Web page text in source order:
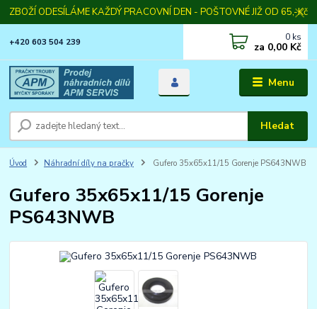
ZBOŽÍ ODESÍLÁME KAŽDÝ PRACOVNÍ DEN - POŠTOVNÉ JIŽ OD 65,-Kč
Menu
Hledat
+420 603 504 239 0 ks
za 0,00 Kč
Úvod Náhradní díly na pračky Gufero 35x65x11/15 Gorenje PS643NWB
Gufero 35x65x11/15 Gorenje
PS643NWB